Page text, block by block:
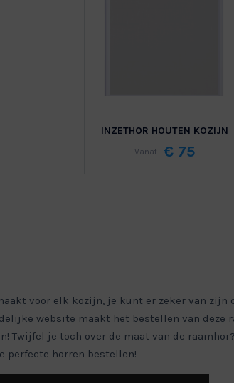
INZETHOR HOUTEN KOZIJN
Vanaf € 75
voor elk kozijn, je kunt er zeker van
website maakt het bestellen van deze
Twijfel je toch over de maat van de
perfecte horren bestellen!